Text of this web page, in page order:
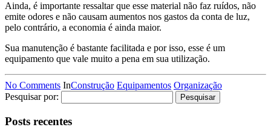
Ainda, é importante ressaltar que esse material não faz ruídos, não
emite odores e não causam aumentos nos gastos da conta de luz,
pelo contrário, a economia é ainda maior.
Sua manutenção é bastante facilitada e por isso, esse é um
equipamento que vale muito a pena em sua utilização.
No Comments InConstrução Equipamentos Organização
Pesquisar por:
Posts recentes